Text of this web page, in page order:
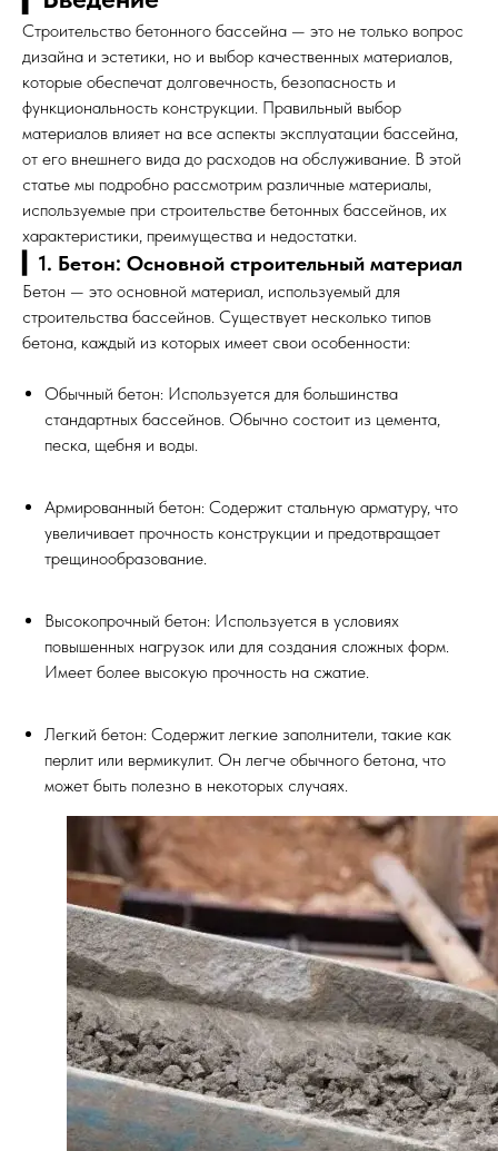
Строительство бетонного бассейна — это не только вопрос
дизайна и эстетики, но и выбор качественных материалов,
которые обеспечат долговечность, безопасность и
функциональность конструкции. Правильный выбор
материалов влияет на все аспекты эксплуатации бассейна,
от его внешнего вида до расходов на обслуживание. В этой
статье мы подробно рассмотрим различные материалы,
используемые при строительстве бетонных бассейнов, их
характеристики, преимущества и недостатки.
▎1. Бетон: Основной строительный материал
Бетон — это основной материал, используемый для
строительства бассейнов. Существует несколько типов
бетона, каждый из которых имеет свои особенности:
Обычный бетон: Используется для большинства
стандартных бассейнов. Обычно состоит из цемента,
песка, щебня и воды.
Армированный бетон: Содержит стальную арматуру, что
увеличивает прочность конструкции и предотвращает
трещинообразование.
Высокопрочный бетон: Используется в условиях
повышенных нагрузок или для создания сложных форм.
Имеет более высокую прочность на сжатие.
Легкий бетон: Содержит легкие заполнители, такие как
перлит или вермикулит. Он легче обычного бетона, что
может быть полезно в некоторых случаях.